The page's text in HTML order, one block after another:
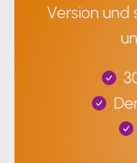
Version und